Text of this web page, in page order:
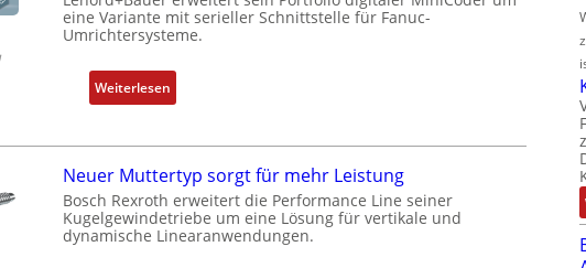
b
e
k
o
b
i
e
eine Variante mit serieller Schnittstelle für Fanuc-
Umrichtersysteme.
Weiterlesen:
D
h
g
e
Neuer Muttertyp sorgt für mehr Leistung
Bosch Rexroth erweitert die Performance Line seiner
Kugelgewindetriebe um eine Lösung für vertikale und
dynamische Linearanwendungen.